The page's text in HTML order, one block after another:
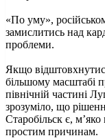
«По уму»,
замислитись над
проблеми.
Якщо
більшому масштабі
північній частині
зрозуміло, що
Старобільск є,
простим причинам.